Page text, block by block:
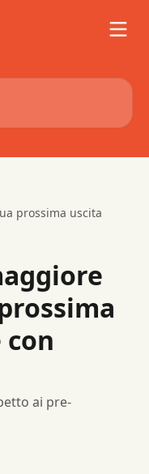
prossima uscita
ai pre-